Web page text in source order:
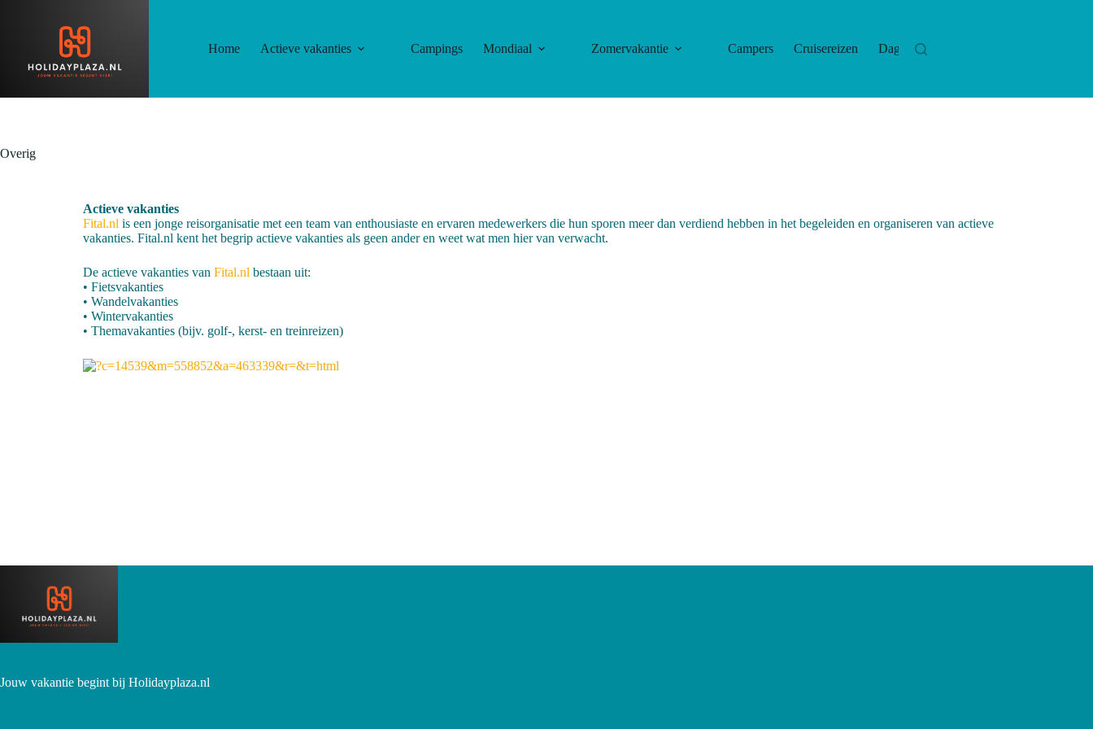
Home Actieve vakanties Campings Mondiaal Zomervakantie Campers Cruisereizen Dagtrips
Overig
Actieve vakanties
Fital.nl is een jonge reisorganisatie met een team van enthousiaste en ervaren medewerkers die hun sporen meer dan verdiend hebben in het begeleiden en organiseren van actieve
vakanties. Fital.nl kent het begrip actieve vakanties als geen ander en weet wat men hier van verwacht.
De actieve vakanties van Fital.nl bestaan uit:
• Fietsvakanties
• Wandelvakanties
• Wintervakanties
• Themavakanties (bijv. golf-, kerst- en treinreizen)
Jouw vakantie begint bij Holidayplaza.nl